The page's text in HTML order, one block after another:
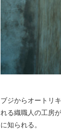
ブジからオートリ
れる織職人の工房
に知られる。